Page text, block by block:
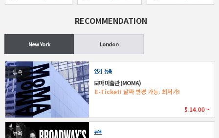
RECOMMENDATION
New York London
뉴욕 인기 뉴욕
모마 미술관 (MOMA)
E-Ticket! 날짜 변경 가능. 최저가!
$ 14.00 ~
뉴욕 뉴욕